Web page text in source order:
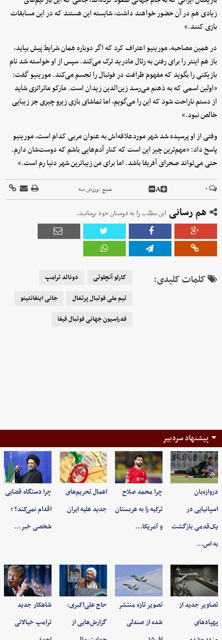
زیادی هم در آن حضور خواهند داشت، شایسته‌ این هستند که در این مسابقات
بازی کنند.»
در همین مصاحبه، مورینیو اعتراف کرد که اگر دوباره همان شرایط پیش بیاید،
باز هم اینتر را برای رفتن به رئال مادرید ترک می‌کند. سپس از او خواسته شد نام
بازیکنی را بگوید که مفهوم ظرافت در فوتبال را تجسم می‌کند. مورینیو گفت:
«اولین اسمی که به ذهنم می‌رسد زین‌الدین زیدان است. مارکو ماتراتزی شاید
از دستم ناراحت شود که این را می‌گویم، اما تماشای بازی زیزو چیزی جز زیبایی
خالص نبود.»
وقتی از او پرسیده شد شهر موردعلاقه‌اش به عنوان مربی کدام است، مورینیو
پاسخ داد: «مهم‌ترین چیز این است که کنار آدم‌هایی باشم که دوست‌شان دارم.
حتی می‌تواند صحرای آفریقا باشد. اما برای من زیباترین شهر دنیا رم است.»
۰ A منبع :ورزش سه
هم رسانی این مطلب را به دوستان خود برسانید.
کلمات کلیدی: کارلو آنچلوتی
دونالد ترامپ
تیم ملی فوتبال پرتغال
جانی اینفانتینو
فدراسیون جهانی فوتبال فیفا
پیشنهاد سردبیر
دروازه‌بان
اسپانیایی در
یک‌قدمی بازگشت
به اس…
چرا محمد صلاح
ترکیه را به عربستان
و آمریکا…
اعمال تحریم‌های
جدید علیه ایران
چرا دستگاه قضایی
اقدام نمی‌کند؟ ؛
شخصی خبر…
تصاویر جدید از
پهپادهای
تصویر تازه منتشر
شده از صندلی
حاج علی‌اکبری:
گزارش‌هایی از
شاهکار جدید
ترامپ خیالاتی